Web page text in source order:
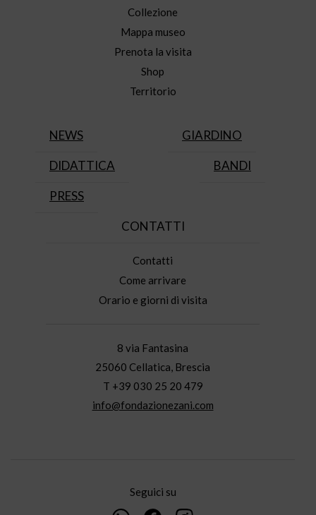
Collezione
Mappa museo
Prenota la visita
Shop
Territorio
NEWS GIARDINO
DIDATTICA BANDI
PRESS
CONTATTI
Contatti
Come arrivare
Orario e giorni di visita
8 via Fantasina
25060 Cellatica, Brescia
T +39 030 25 20 479
info@fondazionezani.com
Seguici su